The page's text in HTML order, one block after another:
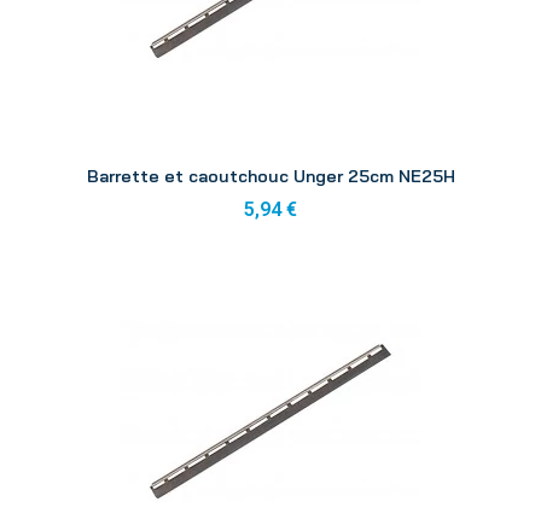
Barrette et caoutchouc Unger 25cm NE25H
5,94 €